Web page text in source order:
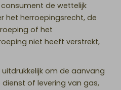
de wettelijk
het herroepingsrecht, de
of het
niet heeft verstrekt,
om de aanvang
of levering van gas,